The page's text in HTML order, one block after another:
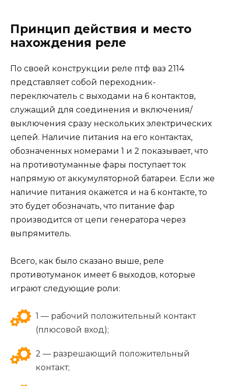
Принцип действия и место
нахождения реле
По своей конструкции реле птф ваз 2114
представляет собой переходник-
переключатель с выходами на 6 контактов,
служащий для соединения и включения/
выключения сразу нескольких электрических
цепей. Наличие питания на его контактах,
обозначенных номерами 1 и 2 показывает, что
на противотуманные фары поступает ток
напрямую от аккумуляторной батареи. Если же
наличие питания окажется и на 6 контакте, то
это будет обозначать, что питание фар
производится от цепи генератора через
выпрямитель.
Всего, как было сказано выше, реле
противотуманок имеет 6 выходов, которые
играют следующие роли:
1 — рабочий положительный контакт
(плюсовой вход);
2 — разрешающий положительный
контакт;